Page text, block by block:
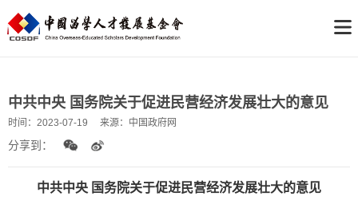
中共中央 国务院关于促进民营经济发展壮大的意见
时间： 2023-07-19 来源： 中国政府网
分享到：
中共中央 国务院关于促进民营经济发展壮大的意见